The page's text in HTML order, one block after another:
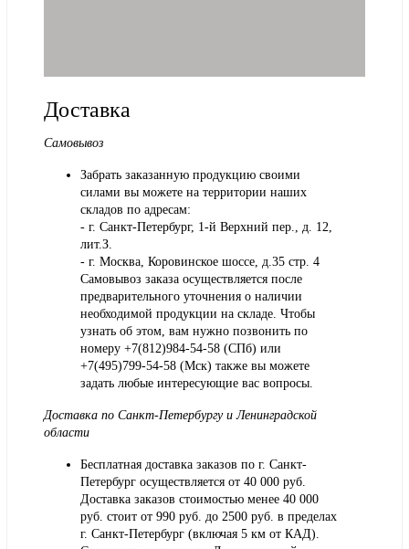
Доставка
Самовывоз
Забрать заказанную продукцию своими
силами вы можете на территории наших
складов по адресам:
- г. Санкт-Петербург, 1-й Верхний пер., д. 12,
лит.З.
- г. Москва, Коровинское шоссе, д.35 стр. 4
Самовывоз заказа осуществляется после
предварительного уточнения о наличии
необходимой продукции на складе. Чтобы
узнать об этом, вам нужно позвонить по
номеру +7(812)984-54-58 (СПб) или
+7(495)799-54-58 (Мск) также вы можете
задать любые интересующие вас вопросы.
Доставка по Санкт-Петербургу и Ленинградской
области
Бесплатная доставка заказов по г. Санкт-
Петербург осуществляется от 40 000 руб.
Доставка заказов стоимостью менее 40 000
руб. стоит от 990 руб. до 2500 руб. в пределах
г. Санкт-Петербург (включая 5 км от КАД).